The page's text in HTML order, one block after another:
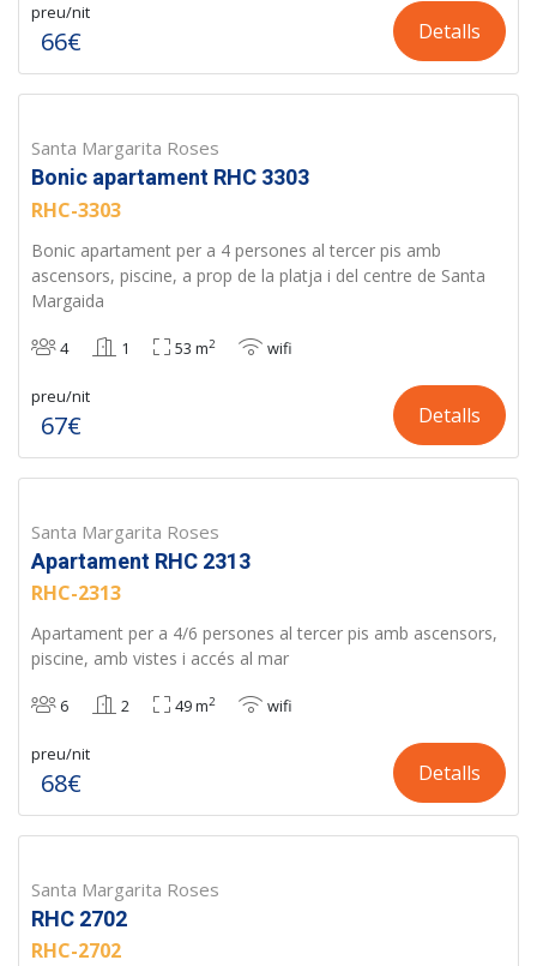
preu/nit
66€ Detalls
Santa Margarita Roses
Bonic apartament RHC 3303
RHC-3303
Bonic apartament per a 4 persones al tercer pis amb
ascensors, piscine, a prop de la platja i del centre de Santa
Margaida
4 1 53 m2 wifi
preu/nit
67€ Detalls
Santa Margarita Roses
Apartament RHC 2313
RHC-2313
Apartament per a 4/6 persones al tercer pis amb ascensors,
piscine, amb vistes i accés al mar
6 2 49 m2 wifi
preu/nit
68€ Detalls
Santa Margarita Roses
RHC 2702
RHC-2702